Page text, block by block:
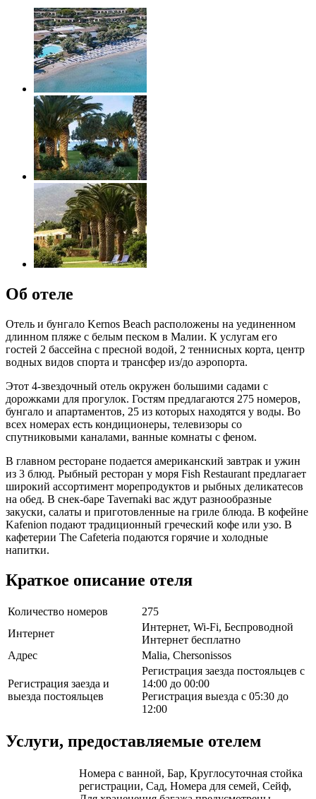
Об отеле
Отель и бунгало Kernos Beach расположены на уединенном
длинном пляже с белым песком в Малии. К услугам его
гостей 2 бассейна с пресной водой, 2 теннисных корта, центр
водных видов спорта и трансфер из/до аэропорта.
Этот 4-звездочный отель окружен большими садами с
дорожками для прогулок. Гостям предлагаются 275 номеров,
бунгало и апартаментов, 25 из которых находятся у воды. Во
всех номерах есть кондиционеры, телевизоры со
спутниковыми каналами, ванные комнаты с феном.
В главном ресторане подается американский завтрак и ужин
из 3 блюд. Рыбный ресторан у моря Fish Restaurant предлагает
широкий ассортимент морепродуктов и рыбных деликатесов
на обед. В снек-баре Tavernaki вас ждут разнообразные
закуски, салаты и приготовленные на гриле блюда. В кофейне
Kafenion подают традиционный греческий кофе или узо. В
кафетерии The Cafeteria подаются горячие и холодные
напитки.
Краткое описание отеля
Количество номеров
275
Интернет
Интернет, Wi-Fi, Беспроводной
Интернет бесплатно
Адрес
Malia, Chersonissos
Регистрация заезда и
выезда постояльцев
Регистрация заезда постояльцев с
14:00 до 00:00
Регистрация выезда с 05:30 до
12:00
Услуги, предоставляемые отелем
Номера с ванной, Бар, Круглосуточная стойка
регистрации, Сад, Номера для семей, Сейф,